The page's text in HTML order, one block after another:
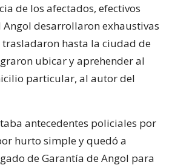
de los afectados, efectivos
Angol desarrollaron exhaustivas
hasta la ciudad de
ubicar y aprehender al
particular, al autor del
antecedentes policiales por
hurto simple y quedó a
de Garantía de Angol para